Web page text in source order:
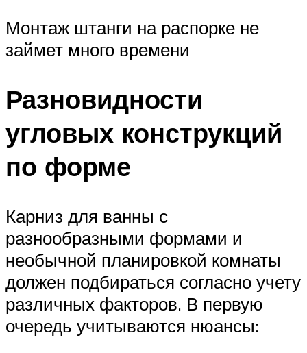
Монтаж штанги на распорке не
займет много времени
Разновидности
угловых конструкций
по форме
Карниз для ванны с
разнообразными формами и
необычной планировкой комнаты
должен подбираться согласно учету
различных факторов. В первую
очередь учитываются нюансы: